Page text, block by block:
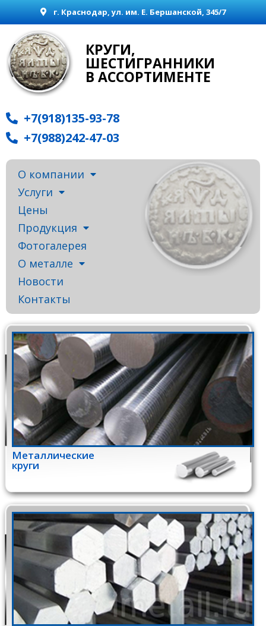
г. Краснодар, ул. им. Е. Бершанской, 345/7
КРУГИ,
ШЕСТИГРАННИКИ
В АССОРТИМЕНТЕ
+7(918)135-93-78
+7(988)242-47-03
О компании
Услуги
Цены
Продукция
Фотогалерея
О металле
Новости
Контакты
Металлические
круги